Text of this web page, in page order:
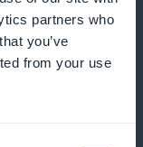
partners who
you’ve
from your use
betrokken